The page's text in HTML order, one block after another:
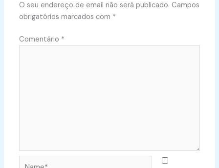
O seu endereço de email não será publicado. Campos
obrigatórios marcados com *
Comentário *